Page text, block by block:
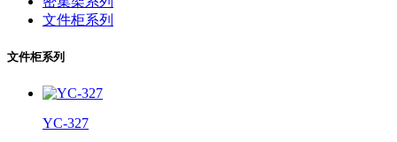
文件柜系列
文件柜系列
YC-327